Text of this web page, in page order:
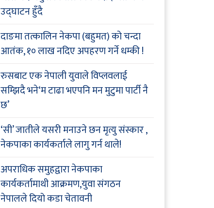
उद्घाटन हुँदै
दाङमा तत्कालिन नेकपा (बहुमत) को चन्दा
आतंक, १० लाख नदिए अपहरण गर्ने धम्की !
रुसबाट एक नेपाली युवाले विप्लवलाई
सम्झिदै भने‘म टाढा भएपनि मन मुटुमा पार्टी नै
छ’
‘सी’ जातीले यसरी मनाउने छन मृत्यु संस्कार ,
नेकपाका कार्यकर्ताले लागु गर्न थाले!
अपराधिक समुहद्वारा नेकपाका
कार्यकर्तामाथी आक्रमण,युवा संगठन
नेपालले दियो कडा चेतावनी